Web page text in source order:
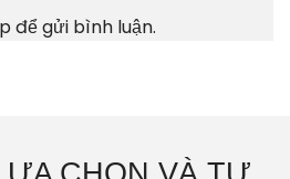
để gửi bình luận.